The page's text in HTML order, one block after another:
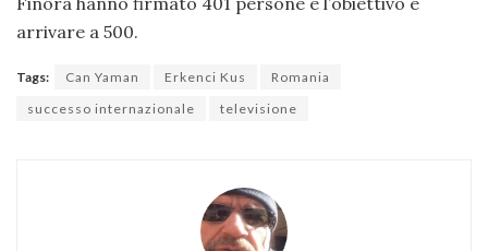
arrivare a 500.
Tags: Can Yaman Erkenci Kus
Romania
successo internazionale
televisione